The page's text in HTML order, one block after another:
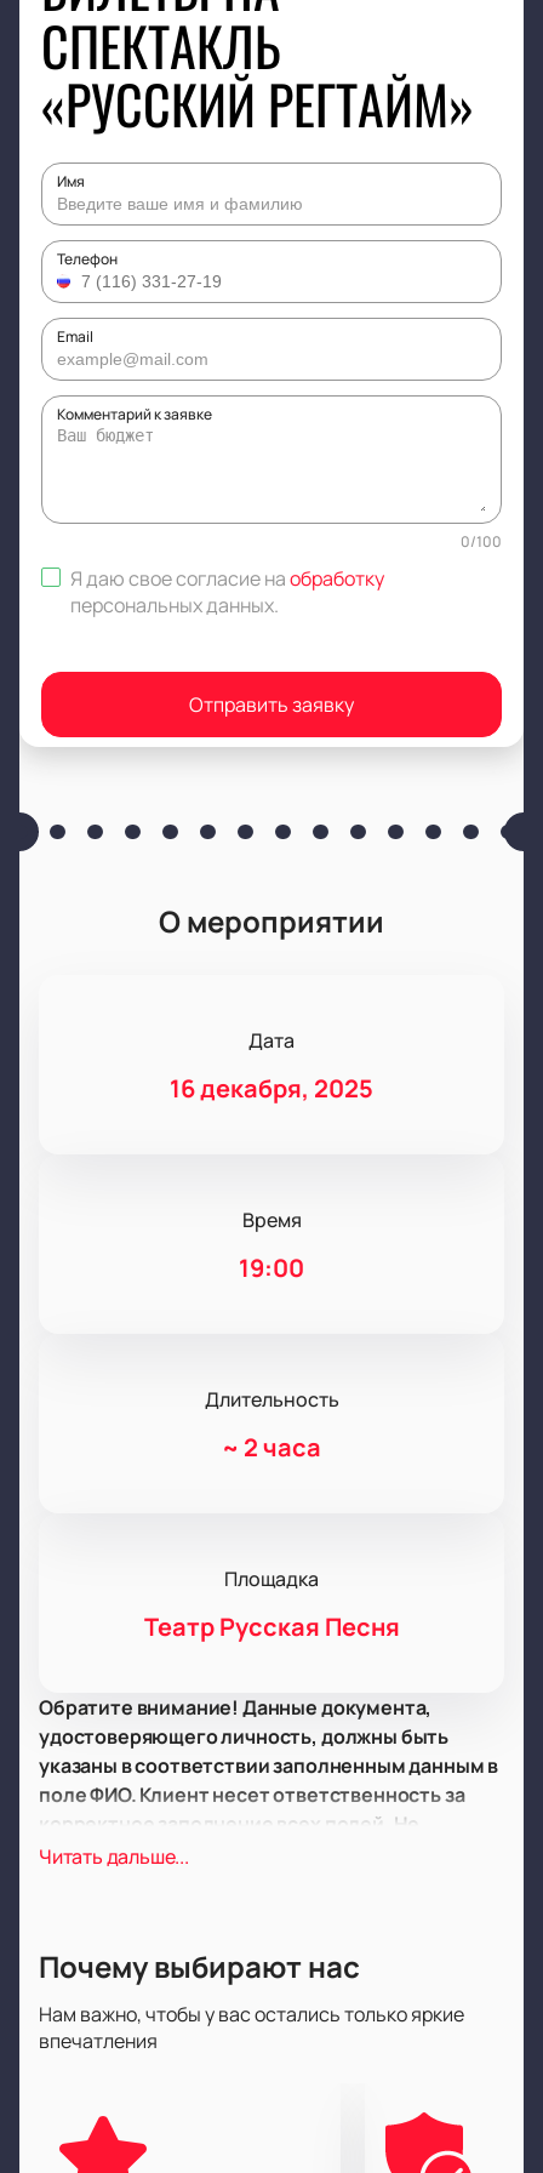
СПЕКТАКЛЬ
«РУССКИЙ РЕГТАЙМ»
Имя
Телефон
Email
Комментарий к заявке
0/100
Я даю свое согласие наобработку
персональных данных.
Отправить заявку
О мероприятии
Дата
16 декабря, 2025
Время
19:00
Длительность
~ 2 часа
Площадка
Театр Русская Песня
Обратите внимание! Данные документа,
удостоверяющего личность, должны быть
указаны в соответствии заполненным данным в
поле ФИО. Клиент несет ответственность за
корректное заполнение всех полей. Не
забудьте взять документ с собой!
Билеты на спектакль «Русский
Регтайм» в Москве
В афише театров Москвы появился музыкальный
проспект, д. 14. В этом сезоне зрители увидят
театральное произведение под руководством
Читать дальше...
Почему выбирают нас
Нам важно, чтобы у вас остались только яркие
впечатления